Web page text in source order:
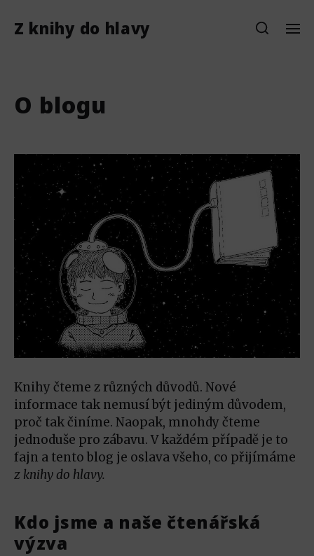
Z knihy do hlavy
O blogu
Knihy čteme z různých důvodů. Nové
informace tak nemusí být jediným důvodem,
proč tak činíme. Naopak, mnohdy čteme
jednoduše pro zábavu. V každém případě je to
fajn a tento blog je oslava všeho, co přijímáme
z knihy do hlavy.
Kdo jsme a naše čtenářská
výzva